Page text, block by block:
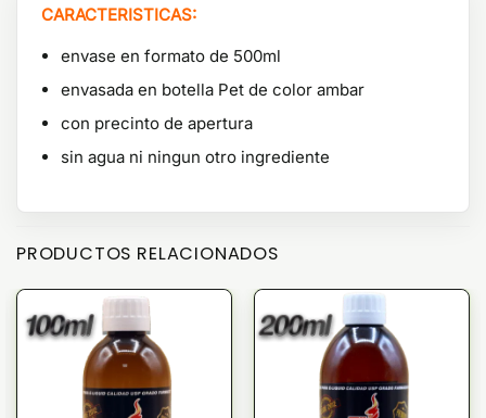
CARACTERISTICAS:
envase en formato de 500ml
envasada en botella Pet de color ambar
con precinto de apertura
sin agua ni ningun otro ingrediente
PRODUCTOS RELACIONADOS